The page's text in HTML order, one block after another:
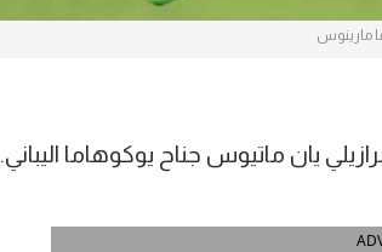
مارينوس
يان ماتيوس جناح يوكوهاما اليباني.